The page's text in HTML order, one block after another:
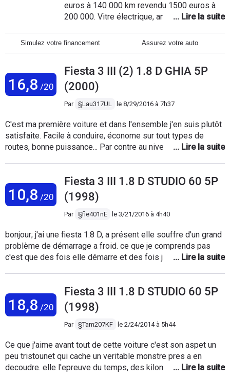
euros à 140 000 km revendu 1500 euros à
200 000. Vitre électrique, antibrouillards
climatisation, abs, DA, jante allu, airbags, bref
le top... parfois elle me manque. bonne tenue
ch avec le turbo, mon dieu, une vraie fusée !
Jamais eu aucun soucis avec même pendant
les hivers rudes du haut doubs ! Assez
confortable pour la catégorie et l'année. La
en suisse et par tous les temps, elle a plus
de 300 000 km et ne bronche pas ! Le seul
petit bémol c'est qu'il y avait un peu de
rouille sur les bas de caisses et les joues
d'ailes mais faut dire qu'elle roulait sur des
routes salées l'hiver. Voiture parfaite pour
jeune conducteur !
Simulez votre financement Assurez votre auto
16,8 /20
Fiesta 3 III (2) 1.8 D GHIA 5P
(2000)
Par §Lau317UL le 8/29/2016 à 7h37
C'est ma première voiture et dans l'ensemble j'en suis plutôt
satisfaite. Facile à conduire, économe sur tout types de
routes, bonne puissance... Par contre au niveau de l'entretien
retourner en magasin plusieurs fois... Malgré un entretien
difficile, j'aime beaucoup cette petite voiture très sympa. J'ai
fait 30 000 kms en 1 an et 3 mois et elle tient la route !!
10,8 /20
Fiesta 3 III 1.8 D STUDIO 60 5P
(1998)
Par §fie401nE le 3/21/2016 à 4h40
bonjour; j'ai une fiesta 1.8 D, a présent elle souffre d'un grand
problème de démarrage a froid. ce que je comprends pas
c'est que des fois elle démarre et des fois j’épuise la
surviens juste a froid (au démarrage), une fois le moteur en
marche, c'est un chars d’assaut rien a dire.si y a quelqu'un qui
a le même problème que moi et qu'il a résolu, votre aide sera
précieuse pour sauver cette voiture. merci d'avance
18,8 /20
Fiesta 3 III 1.8 D STUDIO 60 5P
(1998)
Par §Tam207KF le 2/24/2014 à 5h44
Ce que j'aime avant tout de cette voiture c'est son aspet un
peu tristounet qui cache un veritable monstre pres a en
decoudre. elle l'epreuve du temps, des kilometre et meme